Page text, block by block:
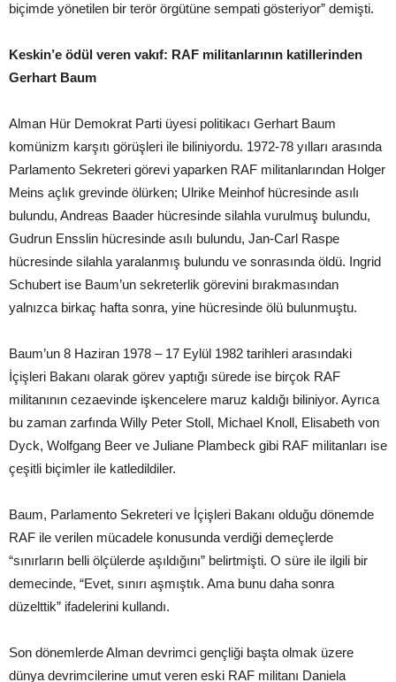
biçimde yönetilen bir terör örgütüne sempati gösteriyor” demişti.
Keskin’e ödül veren vakıf: RAF militanlarının katillerinden
Gerhart Baum
Alman Hür Demokrat Parti üyesi politikacı Gerhart Baum
komünizm karşıtı görüşleri ile biliniyordu. 1972-78 yılları arasında
Parlamento Sekreteri görevi yaparken RAF militanlarından Holger
Meins açlık grevinde ölürken; Ulrike Meinhof hücresinde asılı
bulundu, Andreas Baader hücresinde silahla vurulmuş bulundu,
Gudrun Ensslin hücresinde asılı bulundu, Jan-Carl Raspe
hücresinde silahla yaralanmış bulundu ve sonrasında öldü. Ingrid
Schubert ise Baum’un sekreterlik görevini bırakmasından
yalnızca birkaç hafta sonra, yine hücresinde ölü bulunmuştu.
Baum’un 8 Haziran 1978 – 17 Eylül 1982 tarihleri arasındaki
İçişleri Bakanı olarak görev yaptığı sürede ise birçok RAF
militanının cezaevinde işkencelere maruz kaldığı biliniyor. Ayrıca
bu zaman zarfında Willy Peter Stoll, Michael Knoll, Elisabeth von
Dyck, Wolfgang Beer ve Juliane Plambeck gibi RAF militanları ise
çeşitli biçimler ile katledildiler.
Baum, Parlamento Sekreteri ve İçişleri Bakanı olduğu dönemde
RAF ile verilen mücadele konusunda verdiği demeçlerde
“sınırların belli ölçülerde aşıldığını” belirtmişti. O süre ile ilgili bir
demecinde, “Evet, sınırı aşmıştık. Ama bunu daha sonra
düzelttik” ifadelerini kullandı.
Son dönemlerde Alman devrimci gençliği başta olmak üzere
dünya devrimcilerine umut veren eski RAF militanı Daniela